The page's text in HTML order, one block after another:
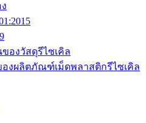
องวัสดุรีไซเคิล
ของผลิตภัณฑ์เม็ดพลาสติกรีไซเคิล